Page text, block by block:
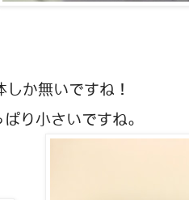
か無いですね！
り小さいですね。